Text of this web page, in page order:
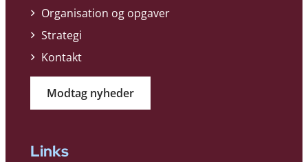
Organisation og opgaver
Strategi
Kontakt
Modtag nyheder
Links